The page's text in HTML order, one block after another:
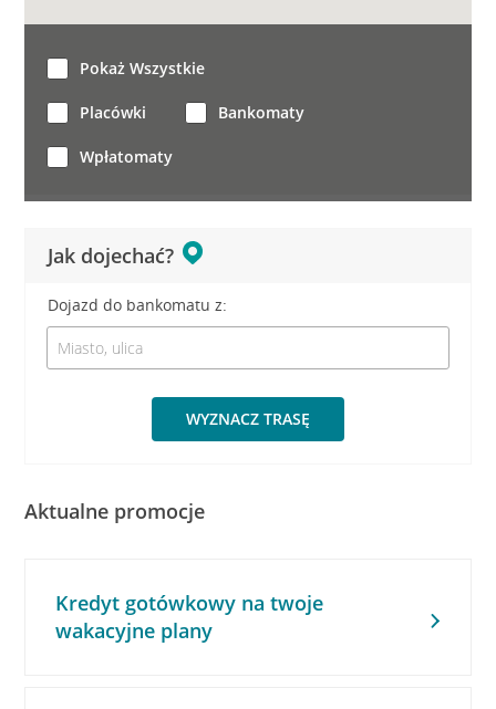
Jak dojechać?
Dojazd do bankomatu z:
WYZNACZ TRASĘ
Pokaż Wszystkie
Placówki Bankomaty
Wpłatomaty
Aktualne promocje
Kredyt gotówkowy na twoje
wakacyjne plany